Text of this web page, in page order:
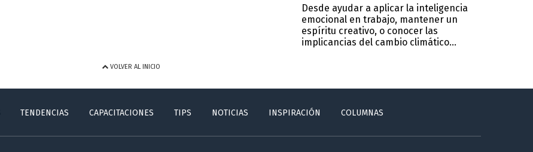
Desde ayudar a aplicar la inteligencia
emocional en trabajo, mantener un
espíritu creativo, o conocer las
implicancias del cambio climático...
VOLVER AL INICIO
TENDENCIAS CAPACITACIONES TIPS NOTICIAS INSPIRACIÓN COLUMNAS